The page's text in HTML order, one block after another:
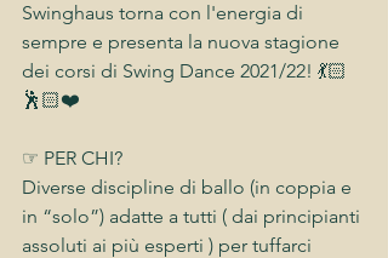
Swinghaus torna con l'energia di
sempre e presenta la nuova stagione
dei corsi di Swing Dance 2021/22! 💃🏻
🕺🏻❤️
☞ PER CHI?
Diverse discipline di ballo (in coppia e
in “solo”) adatte a tutti ( dai principianti
assoluti ai più esperti ) per tuffarci